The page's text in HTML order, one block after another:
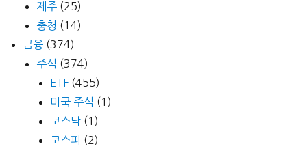
제주 (25)
충청 (14)
금융 (374)
주식 (374)
ETF (455)
미국 주식 (1)
코스닥 (1)
코스피 (2)